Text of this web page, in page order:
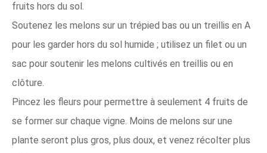
fruits hors du sol.
Soutenez les melons sur un trépied bas ou un treillis en A
pour les garder hors du sol humide ; utilisez un filet ou un
sac pour soutenir les melons cultivés en treillis ou en
clôture.
Pincez les fleurs pour permettre à seulement 4 fruits de
se former sur chaque vigne. Moins de melons sur une
plante seront plus gros, plus doux, et venez récolter plus